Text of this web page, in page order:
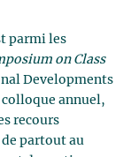
parmi les
on Class
Developments
colloque annuel,
recours
partout au